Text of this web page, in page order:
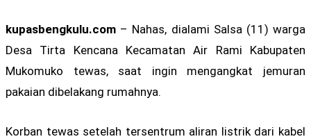
kupasbengkulu.com – Nahas, dialami Salsa (11) warga
Desa Tirta Kencana Kecamatan Air Rami Kabupaten
Mukomuko tewas, saat ingin mengangkat jemuran
pakaian dibelakang rumahnya.
Korban tewas setelah tersentrum aliran listrik dari kabel